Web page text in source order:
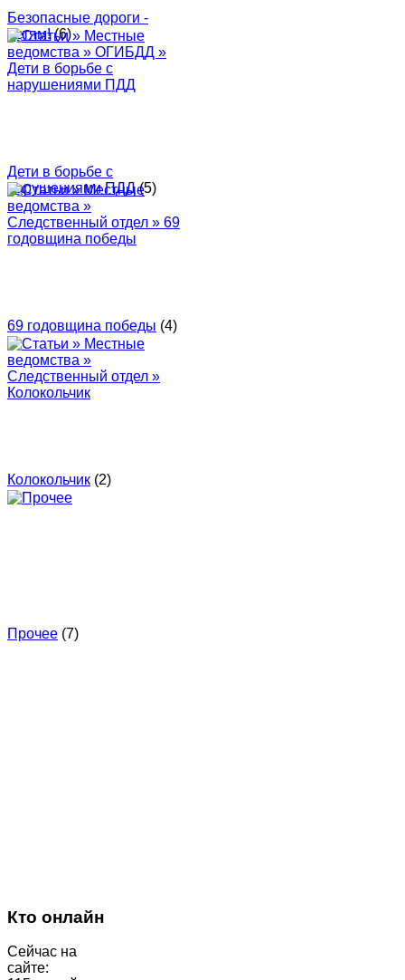
Безопасные дороги -
детям! (6)
Дети в борьбе с
нарушениями ПДД (5)
69 годовщина победы (4)
Колокольчик (2)
Прочее (7)
Кто онлайн
Сейчас на
сайте: